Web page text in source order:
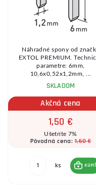
Náhradné spony od
EXTOL PREMIUM.
parametre: 6mm,
10,6x0,52x1,2mm, ...
SKLADOM
Akčná cena
1,50 €
Ušetríte 7%
Pôvodná cena:1,60 €
ks KÚPIŤ